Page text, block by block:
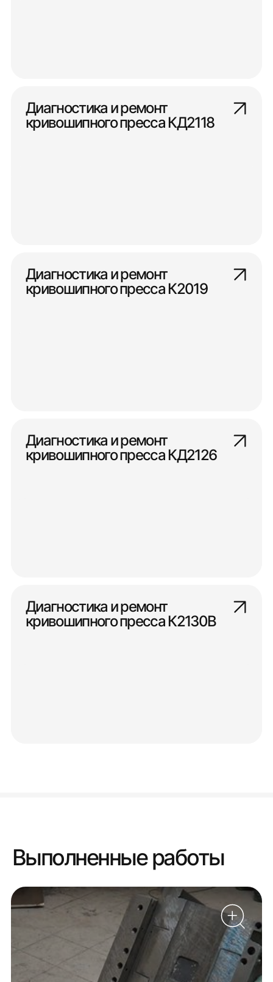
Диагностика и ремонт
кривошипного пресса КД2118
Диагностика и ремонт
кривошипного пресса К2019
Диагностика и ремонт
кривошипного пресса КД2126
Диагностика и ремонт
кривошипного пресса К2130В
Выполненные работы